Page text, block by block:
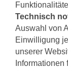
Technisch
Auswahl von
Einwilligung
unserer